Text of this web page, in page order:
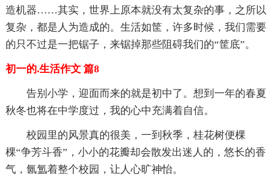
造机器……其实，世界上原本就没有太复杂的事，之所以
复杂，都是人为造成的。生活如筐，许多时候，我们需要
的只不过是一把锯子，来锯掉那些阻碍我们的“筐底”。
初一的.生活作文 篇8
告别小学，迎面而来的就是初中了。想到一年的春夏
秋冬也将在中学度过，我的心中充满着自信。
校园里的风景真的很美，一到秋季，桂花树便棵
棵“争芳斗香”，小小的花瓣却会散发出迷人的，悠长的香
气，氤氲着整个校园，让人心旷神怡。